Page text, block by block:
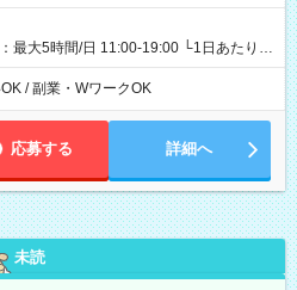
最大5時間/日 11:00-19:00 └1日あたりの
記の時間帯内であれば、いつでも勤務可
で、お好きな曜日でご勤務いただけま
、自由な働き方が可能なお仕事です！
/ 副業・WワークOK
応募する 詳細へ
未読